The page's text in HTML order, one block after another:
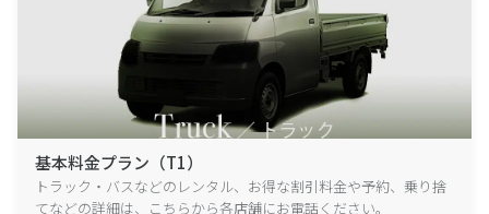
基本料金プラン（T1）
トラック・バスなどのレンタル、お得な割引料金や予約、乗り捨
てなどの詳細は、こちらから各店舗にお電話ください。